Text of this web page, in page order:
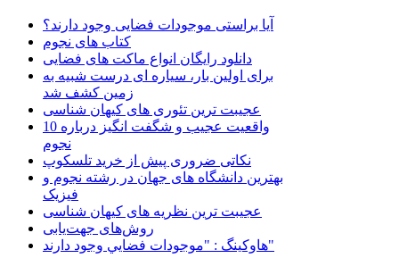
آیا براستی موجودات فضایی وجود دارند؟
کتاب های نجوم
دانلود رایگان انواع ماکت های فضایی
برای اولین بار، سیاره ای درست شبیه به
زمین کشف شد
عجیبت ترین تئوری های کیهان شناسی
10 واقعیت عجیب و شگفت انگیز درباره
نجوم
نکاتی ضروری پیش از خرید تلسکوپ
بهترین دانشگاه های جهان در رشته نجوم و
فیزیک
عجیبت ترین نظریه های کیهان شناسی
روش‌های جهت‌یابی
هاوكينگ : "موجودات فضايي وجود دارند"